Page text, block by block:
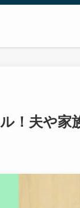
！夫や家